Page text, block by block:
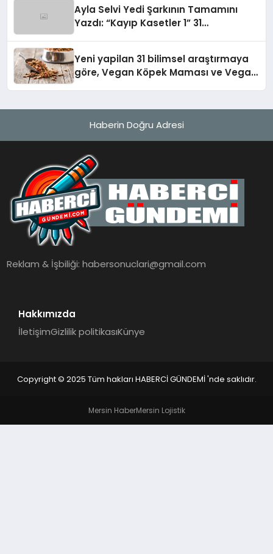
Ayla Selvi Yedi Şarkının Tamamını
Yazdı: “Kayıp Kasetler 1” 31
Yeni yapilan 31 bilimsel araştırmaya
göre, Vegan Köpek Maması ve Vegan
Haberin Doğru Adresi
Reklam & İşbiliği:habersonuclari@gmail.com
Hakkımızda
İletişimGizlilik politikasıKünye
Copyright © 2025 Tüm hakları HABERCİ GÜNDEMİ 'nde saklıdır.
Mersin HaberMersin Lojistik